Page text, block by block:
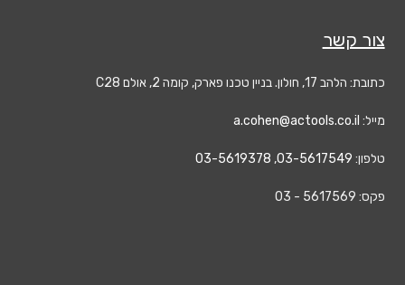
צור קשר
כתובת: הלהב 17, חולון. בניין טכנו פארק, קומה 2, אולם C28
מייל: a.cohen@actools.co.il
טלפון: 03-5617549
,
03-5619378
פקס: 5617569 - 03